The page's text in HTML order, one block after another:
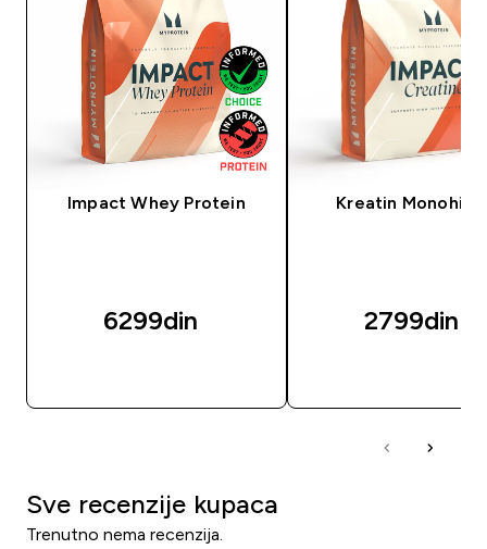
Impact Whey Protein
6299din‎
Kreatin
2799din‎
Sve recenzije kupaca
Trenutno nema recenzija.